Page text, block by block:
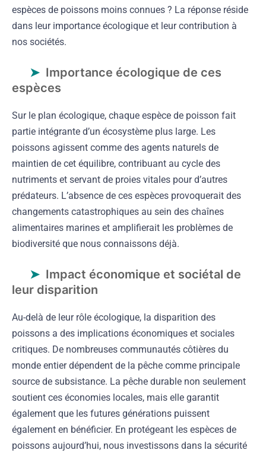
espèces de poissons moins connues ? La réponse réside
dans leur importance écologique et leur contribution à
nos sociétés.
Importance écologique de ces
espèces
Sur le plan écologique, chaque espèce de poisson fait
partie intégrante d’un écosystème plus large. Les
poissons agissent comme des agents naturels de
maintien de cet équilibre, contribuant au cycle des
nutriments et servant de proies vitales pour d’autres
prédateurs. L’absence de ces espèces provoquerait des
changements catastrophiques au sein des chaînes
alimentaires marines et amplifierait les problèmes de
biodiversité que nous connaissons déjà.
Impact économique et sociétal de
leur disparition
Au-delà de leur rôle écologique, la disparition des
poissons a des implications économiques et sociales
critiques. De nombreuses communautés côtières du
monde entier dépendent de la pêche comme principale
source de subsistance. La pêche durable non seulement
soutient ces économies locales, mais elle garantit
également que les futures générations puissent
également en bénéficier. En protégeant les espèces de
poissons aujourd’hui, nous investissons dans la sécurité